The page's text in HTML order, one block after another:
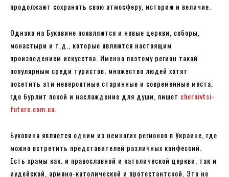
продолжают сохранять свою атмосферу, историю и величие.
Однако на Буковине появляются и новые церкви, соборы,
монастыри и т.д., которые являются настоящим
произведением искусства. Именно поэтому регион такой
популярным среди туристов, множество людей хотят
посетить эти невероятные старинные и современные места,
где бурлит покой и наслаждение для души, пишет chernivtsi-
future.com.ua
Буковина является одним из немногих регионов в Украине, где
можно встретить представителей различных конфессий.
Есть храмы как. и православной и католической церкви, так и
иудейской, армяно-католической и протестантской. Это не